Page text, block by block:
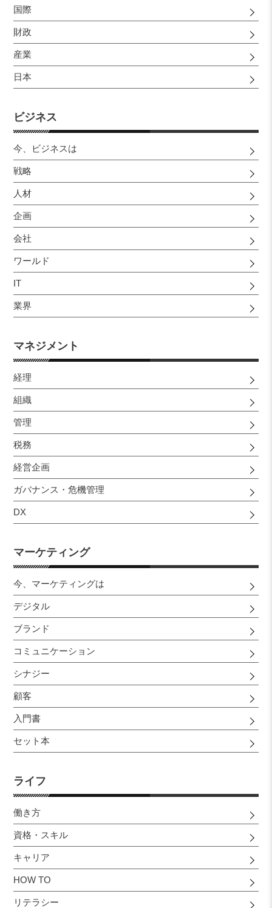
国際
財政
産業
日本
ビジネス
今、ビジネスは
戦略
人材
企画
会社
ワールド
IT
業界
マネジメント
経理
組織
管理
税務
経営企画
ガバナンス・危機管理
DX
マーケティング
今、マーケティングは
デジタル
ブランド
コミュニケーション
シナジー
顧客
入門書
セット本
ライフ
働き方
資格・スキル
キャリア
HOW TO
リテラシー